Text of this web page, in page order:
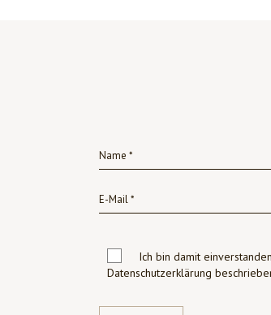
Ich bin damit
Datenschutzerklärung